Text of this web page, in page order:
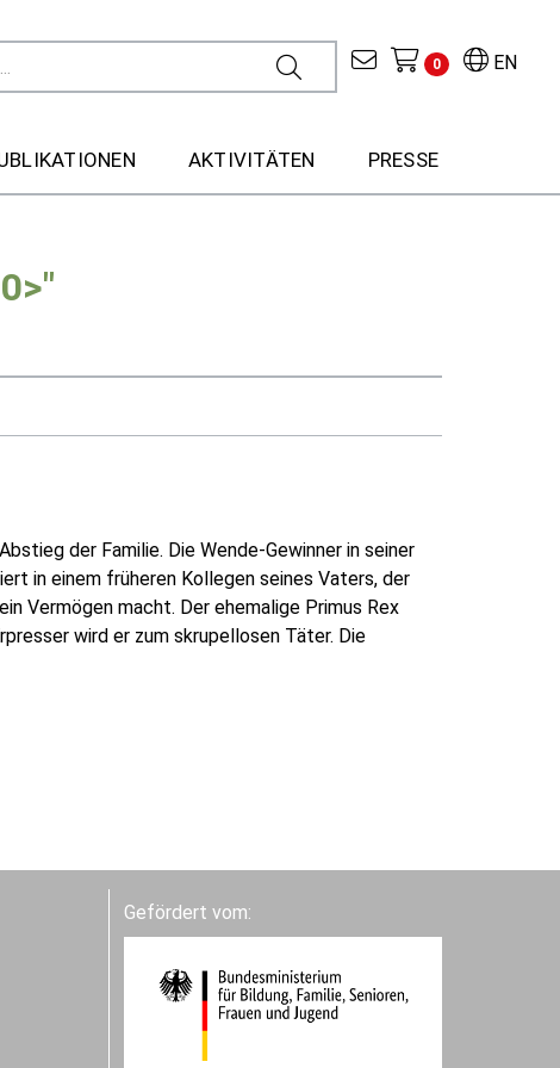
EN
0
AKTIVITÄTEN PRESSE
der Familie. Die Wende-Gewinner in seiner
in einem früheren Kollegen seines Vaters, der
Vermögen macht. Der ehemalige Primus Rex
wird er zum skrupellosen Täter. Die
Gefördert vom: